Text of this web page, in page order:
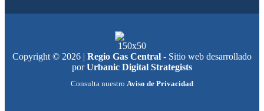
Copyright © 2026 | Regio Gas Central - Sitio web desarrollado
porUrbanic Digital Strategists
Consulta nuestro Aviso de Privacidad